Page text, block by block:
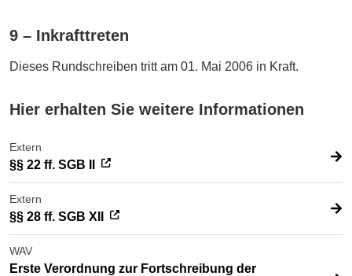
9 – Inkrafttreten
Dieses Rundschreiben tritt am 01. Mai 2006 in Kraft.
Hier erhalten Sie weitere Informationen
Extern
§§ 22 ff. SGB II
Extern
§§ 28 ff. SGB XII
WAV
Erste Verordnung zur Fortschreibung der